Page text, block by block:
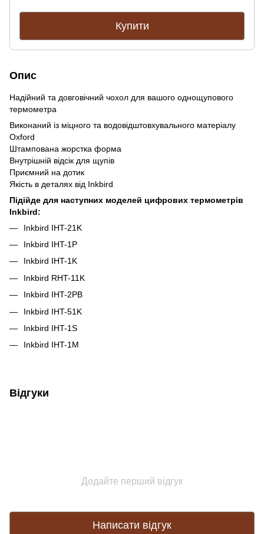
Купити
Опис
Надійний та довговічний чохол для вашого однощупового
термометра
Виконаний із міцного та водовідштовхувального матеріалу
Oxford
Штампована жорстка форма
Внутрішній відсік для щупів
Приємний на дотик
Якість в деталях від Inkbird
Підійде для наступних моделей цифрових термометрів
Inkbird:
Inkbird IHT-21K
Inkbird IHT-1P
Inkbird IHT-1K
Inkbird RHT-11K
Inkbird IHT-2PB
Inkbird IHT-51K
Inkbird IHT-1S
Inkbird IHT-1M
Відгуки
Додайте перший відгук
Написати відгук